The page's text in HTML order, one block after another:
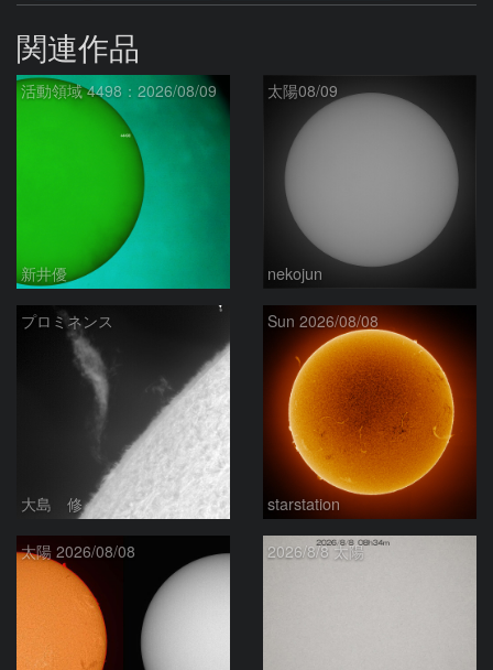
関連作品
活動領域 4498：2026/08/09
新井優
太陽08/09
nekojun
プロミネンス
大島 修
Sun 2026/08/08
starstation
太陽 2026/08/08 2026/8/8 太陽